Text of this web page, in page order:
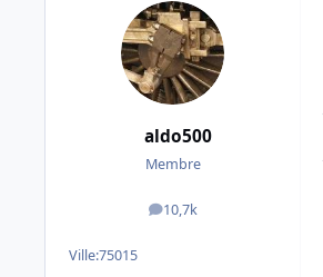
aldo500
Membre
10,7k
messages
Ville:75015